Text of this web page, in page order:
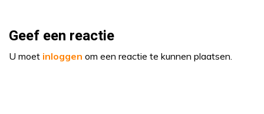
Geef een reactie
U moet inloggen om een reactie te kunnen plaatsen.